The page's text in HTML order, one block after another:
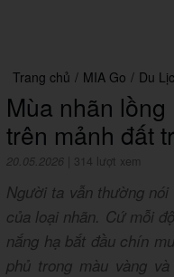
Trang chủ / MIA Go / Du
Mùa nhãn
trên mảnh đất
20.05.2026 314 lượt xem
Người ta vẫn thường
của loại nhãn. Cứ mỗi
nắng hạ bắt đầu chín
phủ trong màu vàng